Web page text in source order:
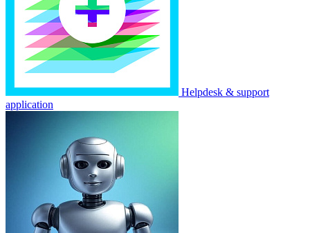
Helpdesk & support
application